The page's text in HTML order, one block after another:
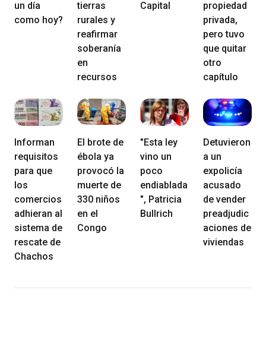
un día
como hoy?
tierras
rurales y
reafirmar
soberanía
en
recursos
Capital
propiedad
privada,
pero tuvo
que quitar
otro
capítulo
Informan
requisitos
para que
los
comercios
adhieran al
sistema de
rescate de
Chachos
El brote de
ébola ya
provocó la
muerte de
330 niños
en el
Congo
"Esta ley
vino un
poco
endiablada
", Patricia
Bullrich
Detuvieron
a un
expolicía
acusado
de vender
preadjudic
aciones de
viviendas